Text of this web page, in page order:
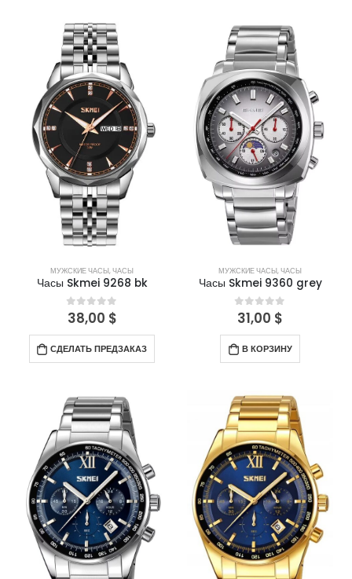
МУЖСКИЕ ЧАСЫ,ЧАСЫ
Часы Skmei 9268 bk
0out of 5
38,00 $
СДЕЛАТЬ ПРЕДЗАКАЗ
МУЖСКИЕ ЧАСЫ,ЧАСЫ
Часы Skmei 9360 grey
0out of 5
31,00 $
В КОРЗИНУ